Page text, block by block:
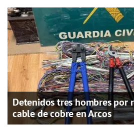
Detenidos tres hombres por
cable de cobre en Arcos